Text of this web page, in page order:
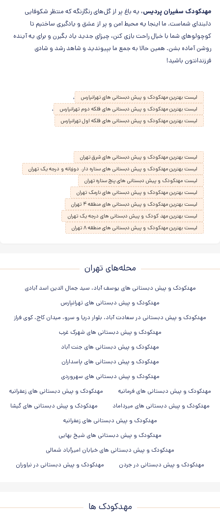
مهدکودک سفیران پردیس، یه باغ پر از گل‌های رنگارنگه که منتظر شکوفایی
دلبندای شماست. ما اینجا یه محیط امن و پر از عشق و یادگیری ساختیم تا
کوچولوهای شما با خیال راحت بازی کنن، چیزای جدید یاد بگیرن و برای یه آینده
روشن آماده بشن. همین حالا به جمع ما بپیوندید و شاهد رشد و شادی
فرزندانتون باشید!
لیست بهترین مهدکودک و پیش دبستانی های تهرانپارس ,
لیست بهترین مهدکودک و پیش دبستانی های فلکه دوم تهرانپارس ,
لیست بهترین مهدکودک و پیش دبستانی های فلکه اول تهرانپارس
لیست بهترین مهدکودک و پیش دبستانی های شرق تهران
لیست بهترین مهدکودک و پیش دبستانی های ستاره دار، دوزبانه و درجه یک تهران
لیست مهدکودک و پیش دبستانی های پنج ستاره تهران
لیست بهترین مهدکودک و پیش دبستانی های نارمک تهران
لیست بهترین مهدکودک و پیش دبستانی های منطقه ۴ تهران
لیست بهترین مهد کودک و پیش دبستانی های درجه یک تهران
لیست بهترین مهدکودک و پیش دبستانی های منطقه ۸ تهران
محله‌های تهران
مهدکودک و پیش دبستانی های یوسف آباد، سید جمال الدین اسد آبادی
مهدکودک و پیش دبستانی های تهرانپارس
مهدکودک و پیش دبستانی در سعادت آباد، بلوار دریا و سرو، میدان کاج، کوی فراز
مهدکودک و پیش دبستانی های شهرک غرب
مهدکودک و پیش دبستانی های جنت آباد
مهدکودک و پیش دبستانی های پاسداران
مهدکودک و پیش دبستانی های سهروردی
مهدکودک و پیش دبستانی های فرمانیه
مهدکودک و پیش دبستانی های زعفرانیه
مهدکودک و پیش دبستانی های میرداماد
مهدکودک و پیش دبستانی های گیشا
مهدکودک و پیش دبستانی های زعفرانیه
مهدکودک و پیش دبستانی های شیخ بهایی
مهدکودک و پیش دبستانی های خیابان امیرآباد شمالی
مهدکودک و پیش دبستانی در جردن
مهدکودک و پیش دبستانی در نیاوران
مهدکودک ها